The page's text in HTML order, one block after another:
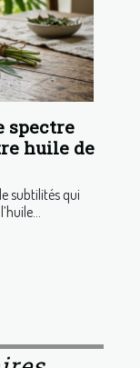
spectre
huile de
subtilités qui